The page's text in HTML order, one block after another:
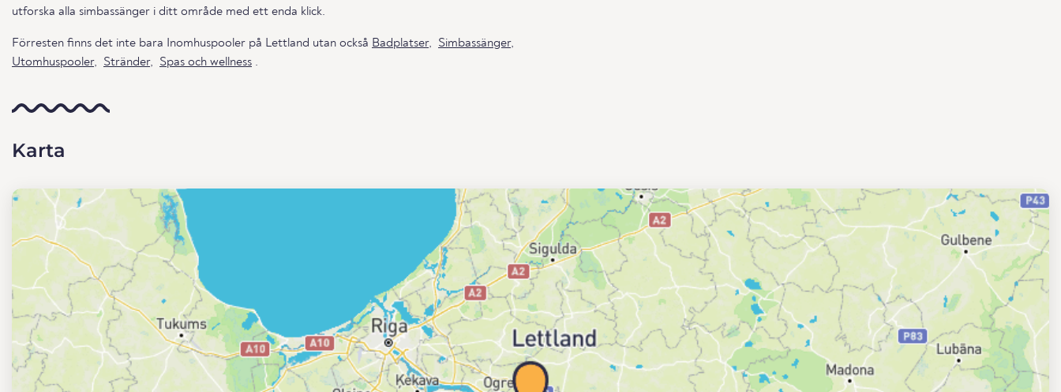
utforska alla simbassänger i ditt område med ett enda klick.
Förresten finns det inte bara Inomhuspooler på Lettland utan också Badplatser, Simbassänger,
Utomhuspooler, Stränder, Spas och wellness .
Karta